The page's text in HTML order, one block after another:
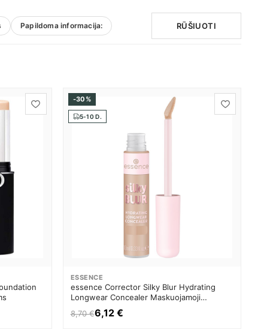
Papildoma informacija: RŪŠIUOTI
-30%
5-10 D.
ESSENCE
essence Corrector Silky Blur Hydrating
Longwear Concealer Maskuojamoji
priemonė Moterims
8,70 €6,12 €